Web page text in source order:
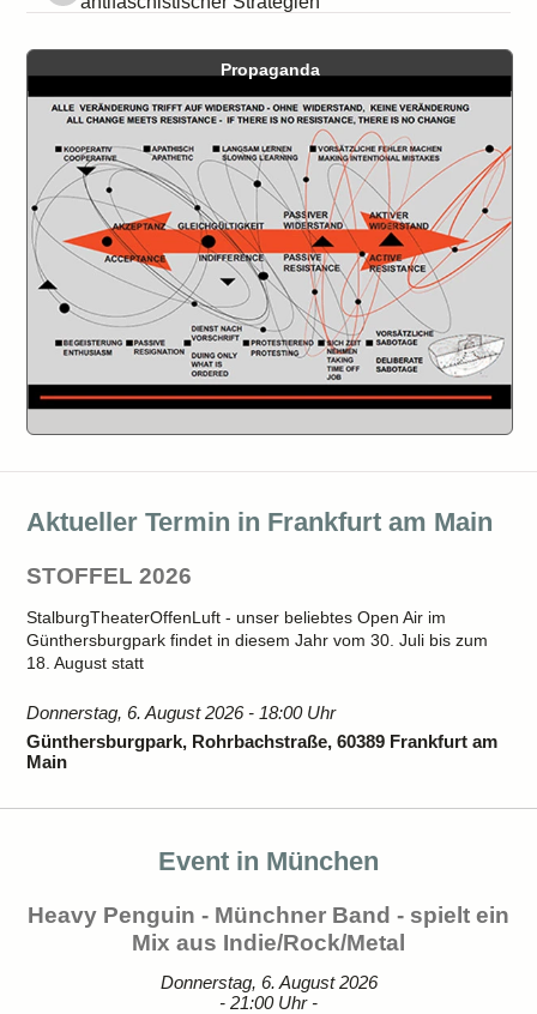
Propaganda
Aktueller Termin in Frankfurt am Main
STOFFEL 2026
StalburgTheaterOffenLuft - unser beliebtes Open Air im
Günthersburgpark findet in diesem Jahr vom 30. Juli bis zum
18. August statt
Donnerstag, 6. August 2026 - 18:00 Uhr
Günthersburgpark, Rohrbachstraße, 60389 Frankfurt am
Main
Event in München
Heavy Penguin - Münchner Band - spielt ein
Mix aus Indie/Rock/Metal
Donnerstag, 6. August 2026
- 21:00 Uhr -